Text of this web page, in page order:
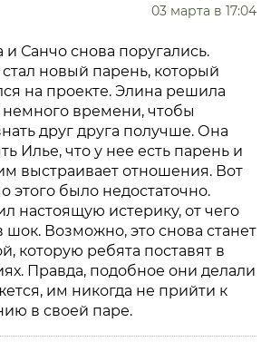
03 марта в 17:04
Санчо снова поругались.
новый парень, который
на проекте. Элина решила
времени, чтобы
друг друга получше. Она
Илье, что у нее есть парень и
выстраивает отношения. Вот
этого было недостаточно.
настоящую истерику, от чего
Возможно, это снова станет
которую ребята поставят в
Правда, подобное они делали
им никогда не прийти к
в своей паре.